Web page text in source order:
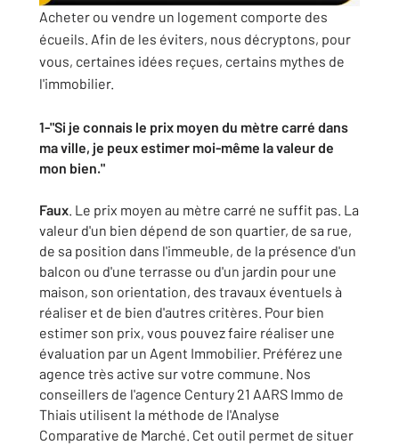
Acheter ou vendre un logement comporte des
écueils. Afin de les éviters, nous décryptons, pour
vous, certaines idées reçues, certains mythes de
l'immobilier.
1-"Si je connais le prix moyen du mètre carré dans
ma ville, je peux estimer moi-même la valeur de
mon bien."
Faux . Le prix moyen au mètre carré ne suffit pas. La
valeur d'un bien dépend de son quartier, de sa rue,
de sa position dans l'immeuble, de la présence d'un
balcon ou d'une terrasse ou d'un jardin pour une
maison, son orientation, des travaux éventuels à
réaliser et de bien d'autres critères. Pour bien
estimer son prix, vous pouvez faire réaliser une
évaluation par un Agent Immobilier. Préférez une
agence très active sur votre commune. Nos
conseillers de l'agence Century 21 AARS Immo de
Thiais utilisent la méthode de l'Analyse
Comparative de Marché. Cet outil permet de situer